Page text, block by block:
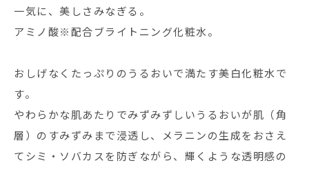
一気に、美しさみなぎる。
アミノ酸※配合ブライトニング化粧水。
おしげなくたっぷりのうるおいで満たす美白化粧水で
す。
やわらかな肌あたりでみずみずしいうるおいが肌（角
層）のすみずみまで浸透し、メラニンの生成をおさえ
てシミ・ソバカスを防ぎながら、輝くような透明感の